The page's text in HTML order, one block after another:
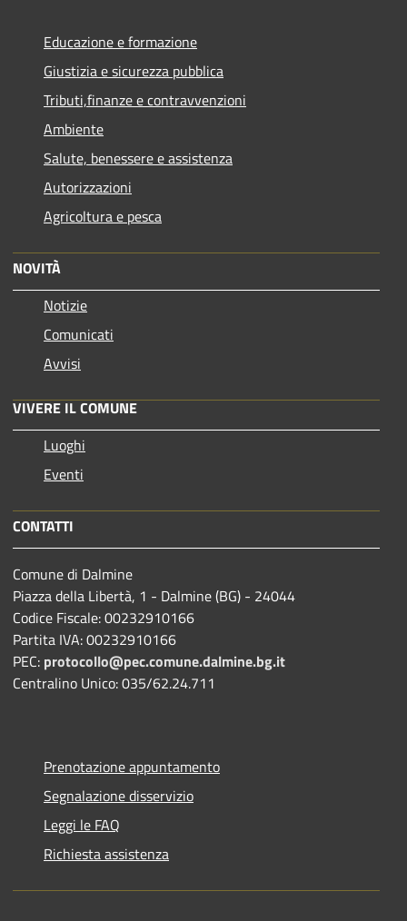
Educazione e formazione
Giustizia e sicurezza pubblica
Tributi,finanze e contravvenzioni
Ambiente
Salute, benessere e assistenza
Autorizzazioni
Agricoltura e pesca
NOVITÀ
Notizie
Comunicati
Avvisi
VIVERE IL COMUNE
Luoghi
Eventi
CONTATTI
Comune di Dalmine
Piazza della Libertà, 1 - Dalmine (BG) - 24044
Codice Fiscale: 00232910166
Partita IVA: 00232910166
PEC: protocollo@pec.comune.dalmine.bg.it
Centralino Unico: 035/62.24.711
Prenotazione appuntamento
Segnalazione disservizio
Leggi le FAQ
Richiesta assistenza